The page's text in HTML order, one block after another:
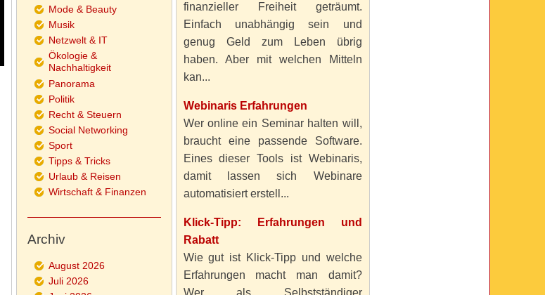
finanzieller Freiheit geträumt.
Einfach unabhängig sein und
genug Geld zum Leben übrig
haben. Aber mit welchen Mitteln
kan...
Webinaris Erfahrungen
Wer online ein Seminar halten will,
braucht eine passende Software.
Eines dieser Tools ist Webinaris,
damit lassen sich Webinare
automatisiert erstell...
Klick-Tipp: Erfahrungen und
Rabatt
Wie gut ist Klick-Tipp und welche
Erfahrungen macht man damit?
Wer als Selbstständiger
Mode & Beauty
Musik
Netzwelt & IT
Ökologie &
Nachhaltigkeit
Panorama
Politik
Recht & Steuern
Social Networking
Sport
Tipps & Tricks
Urlaub & Reisen
Wirtschaft & Finanzen
Archiv
August 2026
Juli 2026